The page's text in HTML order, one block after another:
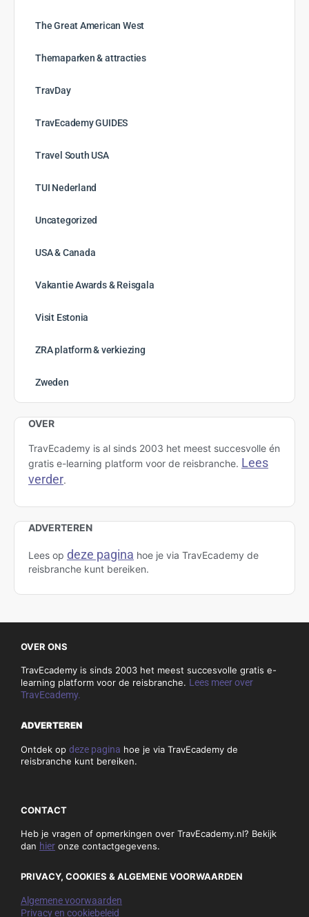
The Great American West
Themaparken & attracties
TravDay
TravEcademy GUIDES
Travel South USA
TUI Nederland
Uncategorized
USA & Canada
Vakantie Awards & Reisgala
Visit Estonia
ZRA platform & verkiezing
Zweden
OVER
TravEcademy is al sinds 2003 het meest succesvolle én
gratis e-learning platform voor de reisbranche. Lees
verder.
ADVERTEREN
Lees op deze pagina hoe je via TravEcademy de
reisbranche kunt bereiken.
OVER ONS
TravEcademy is sinds 2003 het meest succesvolle gratis e-
learning platform voor de reisbranche. Lees meer over
TravEcademy.
ADVERTEREN
Ontdek op deze pagina hoe je via TravEcademy de
reisbranche kunt bereiken.
CONTACT
Heb je vragen of opmerkingen over TravEcademy.nl? Bekijk
dan hier onze contactgegevens.
PRIVACY, COOKIES & ALGEMENE VOORWAARDEN
Algemene voorwaarden
Privacy en cookiebeleid